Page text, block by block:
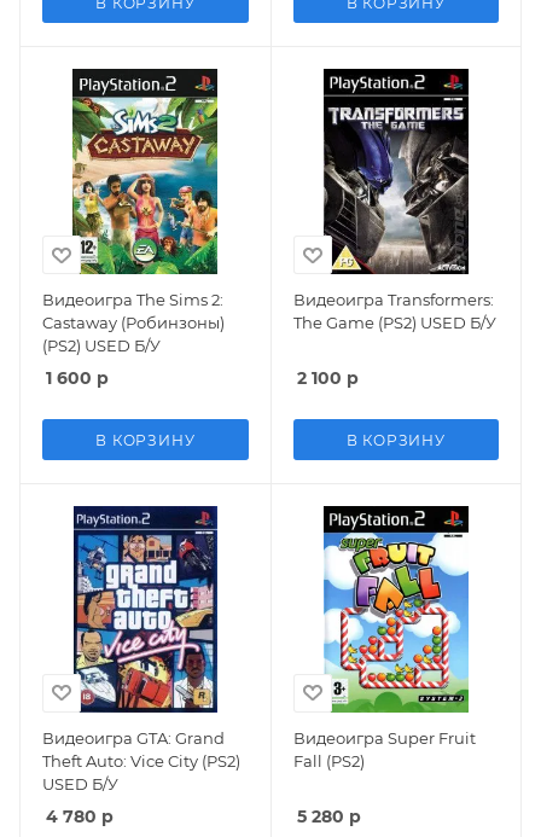
Видеоигра The Sims 2:
Castaway (Робинзоны)
(PS2) USED Б/У
1 600 р
В КОРЗИНУ
Видеоигра Transformers:
The Game (PS2) USED Б/У
2 100 р
В КОРЗИНУ
Видеоигра GTA: Grand
Theft Auto: Vice City (PS2)
USED Б/У
4 780 р
Видеоигра Super Fruit
Fall (PS2)
5 280 р